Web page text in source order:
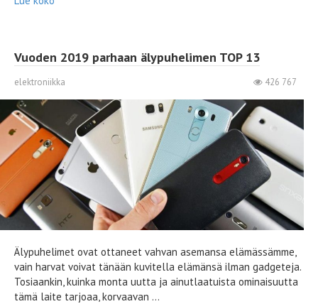
Vuoden 2019 parhaan älypuhelimen TOP 13
elektroniikka 426 767
Älypuhelimet ovat ottaneet vahvan asemansa elämässämme,
vain harvat voivat tänään kuvitella elämänsä ilman gadgeteja.
Tosiaankin, kuinka monta uutta ja ainutlaatuista ominaisuutta
tämä laite tarjoaa, korvaavan ...